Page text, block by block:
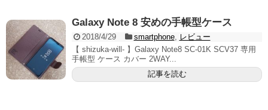
Galaxy Note 8 安めの手帳型ケース
2018/4/29 smartphone, レビュー
【 shizuka-will- 】Galaxy Note8 SC-01K SCV37 専用
手帳型 ケース カバー 2WAY...
記事を読む